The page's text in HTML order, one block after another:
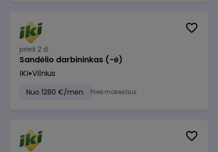
prieš 2 d.
Sandėlio darbininkas (-ė)
IKI Vilnius
Nuo 1280 €/mėn. Prieš mokesčius